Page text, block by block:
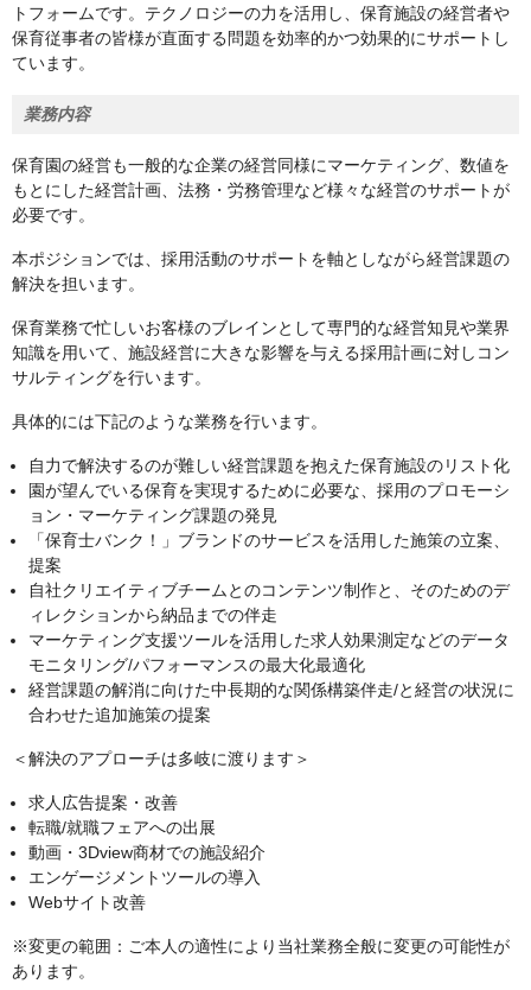
トフォームです。テクノロジーの力を活用し、保育施設の経営者や
保育従事者の皆様が直面する問題を効率的かつ効果的にサポートし
ています。
業務内容
保育園の経営も一般的な企業の経営同様にマーケティング、数値を
もとにした経営計画、法務・労務管理など様々な経営のサポートが
必要です。
本ポジションでは、採用活動のサポートを軸としながら経営課題の
解決を担います。
保育業務で忙しいお客様のブレインとして専門的な経営知見や業界
知識を用いて、施設経営に大きな影響を与える採用計画に対しコン
サルティングを行います。
具体的には下記のような業務を行います。
自力で解決するのが難しい経営課題を抱えた保育施設のリスト化
園が望んでいる保育を実現するために必要な、採用のプロモーシ
ョン・マーケティング課題の発見
「保育士バンク！」ブランドのサービスを活用した施策の立案、
提案
自社クリエイティブチームとのコンテンツ制作と、そのためのデ
ィレクションから納品までの伴走
マーケティング支援ツールを活用した求人効果測定などのデータ
モニタリング/パフォーマンスの最大化最適化
経営課題の解消に向けた中長期的な関係構築伴走/と経営の状況に
合わせた追加施策の提案
＜解決のアプローチは多岐に渡ります＞
求人広告提案・改善
転職/就職フェアへの出展
動画・3Dview商材での施設紹介
エンゲージメントツールの導入
Webサイト改善
※変更の範囲：ご本人の適性により当社業務全般に変更の可能性が
あります。